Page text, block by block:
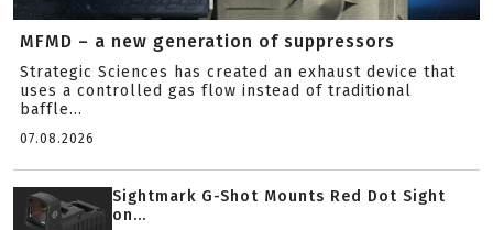
MFMD – a new generation of suppressors
Strategic Sciences has created an exhaust device that
uses a controlled gas flow instead of traditional
baffle...
07.08.2026
Sightmark G-Shot Mounts Red Dot Sight
on...